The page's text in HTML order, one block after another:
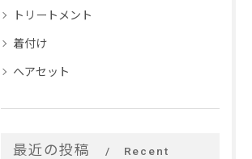
トリートメント
着付け
ヘアセット
最近の投稿
Recent